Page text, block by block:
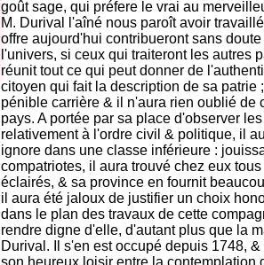
goût sage, qui préfere le vrai au
M. Durival l'aîné nous paroît avoir
offre aujourd'hui contribueront sans
l'univers, si ceux qui traiteront les autres
réunit tout ce qui peut donner de
citoyen qui fait la description de sa
pénible carrière & il n'aura rien oublié de
pays. A portée par sa place d'observer
relativement à l'ordre civil & politique, il
ignore dans une classe inférieure :
compatriotes, il aura trouvé chez eux
éclairés, & sa province en fournit
il aura été jaloux de justifier un choix
dans le plan des travaux de cette
rendre digne d'elle, d'autant plus que la
Durival. Il s'en est occupé depuis 1748,
son heureux loisir entre la contemplation